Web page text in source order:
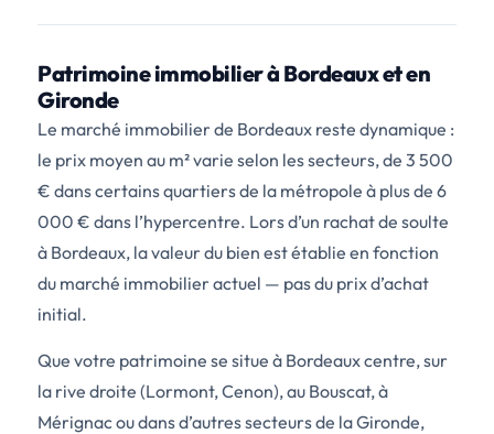
Patrimoine immobilier à Bordeaux et en
Gironde
Le marché immobilier de Bordeaux reste dynamique :
le prix moyen au m² varie selon les secteurs, de 3 500
€ dans certains quartiers de la métropole à plus de 6
000 € dans l’hypercentre. Lors d’un rachat de soulte
à Bordeaux, la valeur du bien est établie en fonction
du marché immobilier actuel — pas du prix d’achat
initial.
Que votre patrimoine se situe à Bordeaux centre, sur
la rive droite (Lormont, Cenon), au Bouscat, à
Mérignac ou dans d’autres secteurs de la Gironde,